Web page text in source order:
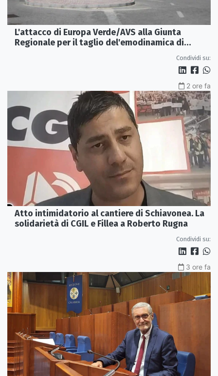
L'attacco di Europa Verde/AVS alla Giunta
Regionale per il taglio del'emodinamica di
Condividi su:
2 ore fa
Atto intimidatorio al cantiere di Schiavonea. La
solidarietà di CGIL e Fillea a Roberto Rugna
Condividi su:
3 ore fa